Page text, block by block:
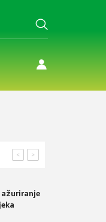
>
<
ažuriranje